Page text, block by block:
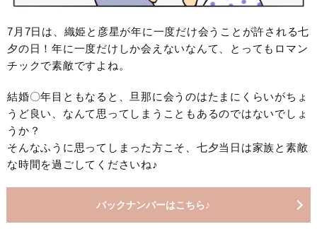
7月7日は、織姫と彦星が年に一度だけ会うことが許される七
夕の日！年に一度だけしか会えないなんて、とってもロマン
チックで素敵ですよね。
結婚〇年目ともなると、旦那に会うのはたまにくらいがちょ
うど良い、なんて思ってしまうこともあるのではないでしょ
うか？
そんなふうに思ってしまった方こそ、七夕当日は家族と素敵
な時間を過ごしてくださいね♪
バックナンバーはこちら♪